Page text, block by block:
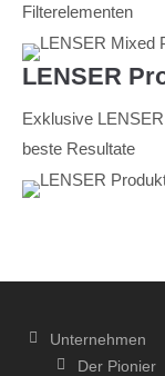
Filterelementen
LENSER
Exklusive
beste Resultate
Unternehmen
Der Pionier